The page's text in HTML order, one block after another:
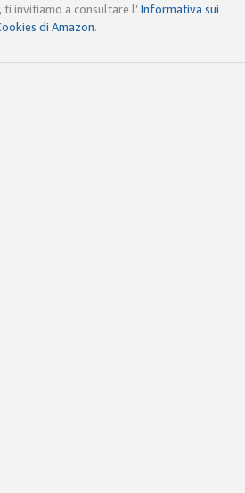
invitiamo a consultare l’Informativa sui
di Amazon.